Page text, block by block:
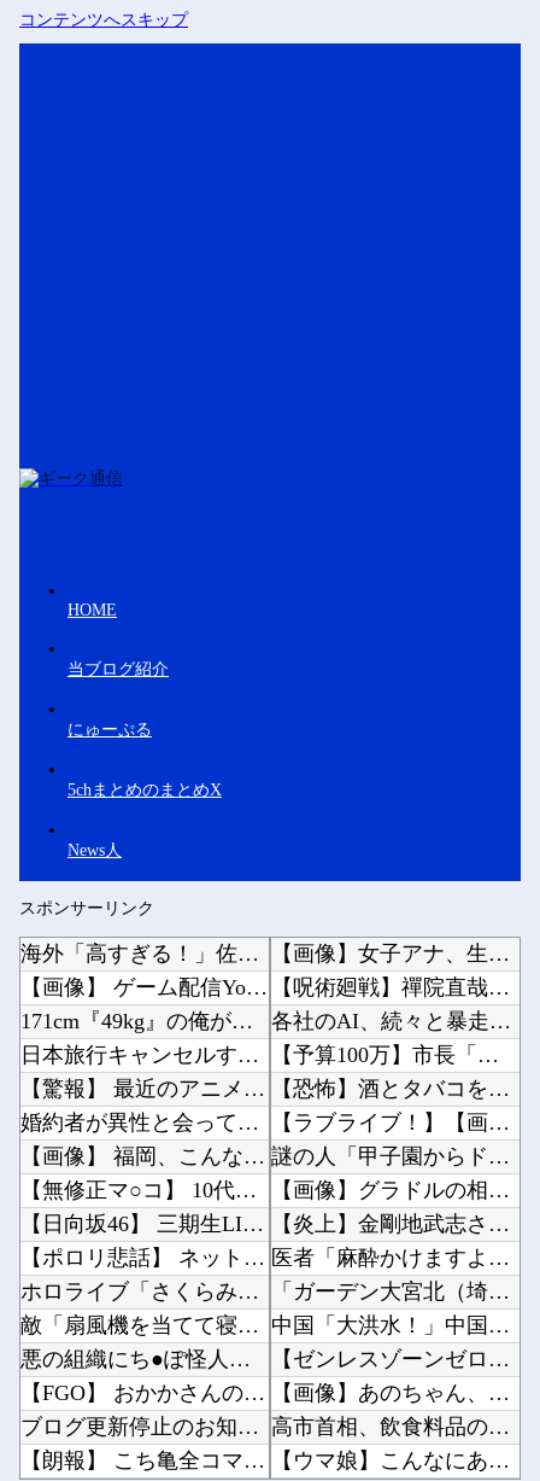
コンテンツへスキップ
HOME
当ブログ紹介
にゅーぷる
5chまとめのまとめX
News人
スポンサーリンク
海外「高すぎる！」佐野航大のPSV加入が決定的になり海外大騒ぎ！（海外の反応）
【画像】 ゲーム配信YouTuber、家賃8万円の部屋で深夜配信→管理会社から厳重注意され...
171cm『49kg』の俺が、建築のバイト行ったら「こう」なったｗｗｗ
日本旅行キャンセルすべきか…1万年ぶり史上最大級の火山の兆し＝韓国の反応
【驚報】 最近のアニメ『ヤニねこ』『地元最高！』『みいちゃんと山田さん』『ドカ食いダイスキ...
婚約者が異性と会ってたっぽいメールが出てきたわけだが
【画像】 福岡、こんなのが普通に走ってるｗｗｗｗｗｗｗｗｗｗｗｗｗｗｗｗｗｗｗｗｗｗｗｗｗ...
【無修正マ○コ】 10代美少女の ”初めての女性器脱毛” 動画、エ□すぎて1000万再生さ...
【日向坂46】 三期生LIVE、生配信が決定！
【ポロリ悲話】 ネットで拡散してるお●ぱいポロリ動画、何故か叩かれる・・・
ホロライブ「さくらみこ」怒りに飲まれるな野うさぎ！2ndソロライブで犯行予告「咲き乱れみこ...
敵「扇風機を当てて寝るとヤバいぞ！」 ワイ「大丈夫やろｗｗｗ」扇風機ポチー
悪の組織にち●ぽ怪人に改造されたやる夫のお話 第3話
【FGO】 おかかさんのジャージ式イラスト！！ 赤いジャージが似合ってます！
ブログ更新停止のお知らせ
【朗報】 こち亀全コマ検索が登場！
【画像】女子アナ、生放送で高校時代の制服を着てしまうｗｗｗｗｗｗｗｗｗｗｗｗｗｗｗ他
【呪術廻戦】禪院直哉と真人って、性格も作中での行いも末路も似たような二人なのに人気に差があ...
各社のAI、続々と暴走 勝手に人間のフリをしてサイバー攻撃を仕掛ける事件が相次ぐ他
【予算100万】市長「特定外来生物クビアカは気持ち悪い虫だしそんな需要ないと思う」1匹30...
【恐怖】酒とタバコを愛する日常系女性YouTuber、ガチで体が終わる・・・他
【ラブライブ！】【画像】恥ずかしがるメイちゃんの破壊力ｗｗｗｗｗｗｗｗｗｗ他
謎の人「甲子園からドーム移転ｲﾔｯ！！7回制ｲﾔｯ！！」←じゃあどうすんねん他
【画像】グラドルの相澤仁美さん、実はお尻がどちゃシコすぎたｗｗｗｗｗｗ他
【炎上】金剛地武志さん、高市首相の熊本視察動画に「気○い沙汰だぞ」他
医者「麻酔かけますよー」 わい(全身麻酔に耐えて見せる！うおおおおおお！！！！)他
「ガーデン大宮北（埼玉）」「ニューアサヒ府中四谷店（東京）」が8月16日の営業をもって閉店...
中国「大洪水！」中国ダム「決壊」地元民「公式発表より死者多い！」中国政府「住民拘束！（安否...
【ゼンレスゾーンゼロ】ねんどろいど「セス・ ローウェル」【本日発売】他
【画像】あのちゃん、なんか別人になる?ｗｗｗｗｗｗｗｗｗｗ他
高市首相、飲食料品の消費税1％を閣議決定 ◯◯をチラつかせて財務省を黙らせる他
【ウマ娘】こんなにあった！？ ←「アヤベさんはトプロと “1” 差だぞ」他